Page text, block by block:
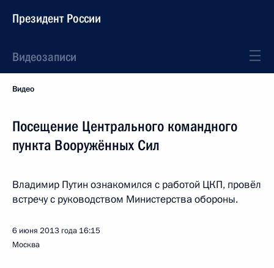
Президент России
Видеозаписи
Видео
Посещение Центрального командного
пункта Вооружённых Сил
Владимир Путин ознакомился с работой ЦКП, провёл
встречу с руководством Министерства обороны.
6 июня 2013 года 16:15
Москва